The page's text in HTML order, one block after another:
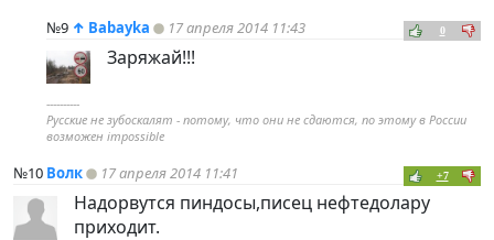
№9 ↑ Babayka 17 апреля 2014 11:43 0
Заряжай!!!
----------
Русские не зубоскалят - потому, что они не сдаются, по этому в России
возможен impossible
№10 Волк 17 апреля 2014 11:41 +7
Надорвутся пиндосы,писец нефтедолару
приходит.